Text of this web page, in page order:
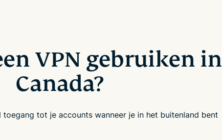
VPN gebruiken in
Canada?
toegang tot je accounts wanneer je in het buitenland bent